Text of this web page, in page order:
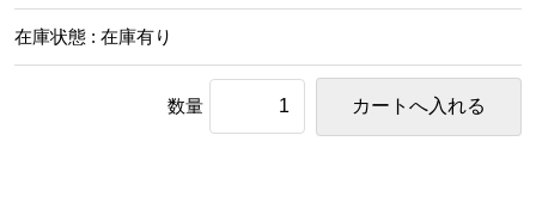
在庫状態 : 在庫有り
数量